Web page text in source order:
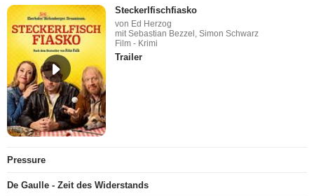
Steckerlfischfiasko
von Ed Herzog
mit Sebastian Bezzel, Simon Schwarz
Film - Krimi
Trailer
Pressure
De Gaulle - Zeit des Widerstands